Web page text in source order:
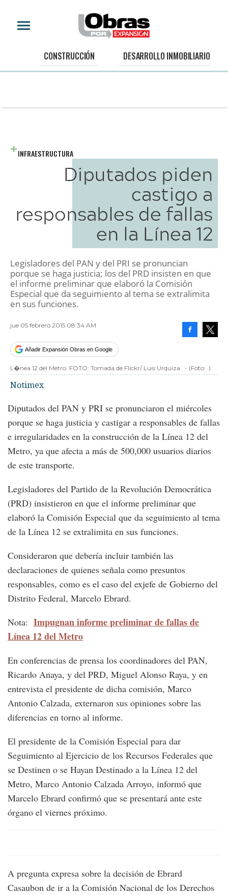
CONSTRUCCIÓN DESARROLLO INMOBILIARIO
INFRAESTRUCTURA
Diputados piden
castigo a
responsables de fallas
en la Línea 12
Legisladores del PAN y del PRI se pronuncian
porque se haga justicia; los del PRD insisten en que
el informe preliminar que elaboró la Comisión
Especial que da seguimiento al tema se extralimita
en sus funciones.
jue 05 febrero 2015 08:34 AM
Añadir Expansión Obras en Google
L�nea 12 del Metro. FOTO: Tomada de Flickr/ Luis Urquiza - (Foto: .)
Notimex
Diputados del PAN y PRI se pronunciaron el miércoles
porque se haga justicia y castigar a responsables de fallas
e irregularidades en la construcción de la Línea 12 del
Metro, ya que afecta a más de 500,000 usuarios diarios
de este transporte.
Legisladores del Partido de la Revolución Democrática
(PRD) insistieron en que el informe preliminar que
elaboró la Comisión Especial que da seguimiento al tema
de la Línea 12 se extralimita en sus funciones.
Consideraron que debería incluir también las
declaraciones de quienes señala como presuntos
responsables, como es el caso del exjefe de Gobierno del
Distrito Federal, Marcelo Ebrard.
Nota: Impugnan informe preliminar de fallas de
Línea 12 del Metro
En conferencias de prensa los coordinadores del PAN,
Ricardo Anaya, y del PRD, Miguel Alonso Raya, y en
entrevista el presidente de dicha comisión, Marco
Antonio Calzada, externaron sus opiniones sobre las
diferencias en torno al informe.
El presidente de la Comisión Especial para dar
Seguimiento al Ejercicio de los Recursos Federales que
se Destinen o se Hayan Destinado a la Línea 12 del
Metro, Marco Antonio Calzada Arroyo, informó que
Marcelo Ebrard confirmó que se presentará ante este
órgano el viernes próximo.
A pregunta expresa sobre la decisión de Ebrard
Casaubon de ir a la Comisión Nacional de los Derechos